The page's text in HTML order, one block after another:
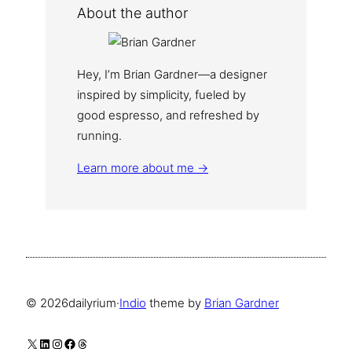
About the author
Hey, I’m Brian Gardner—a designer
inspired by simplicity, fueled by
good espresso, and refreshed by
running.
Learn more about me →
© 2026dailyrium·Indio theme by Brian Gardner
X LinkedIn
Instagram
Facebook
Threads